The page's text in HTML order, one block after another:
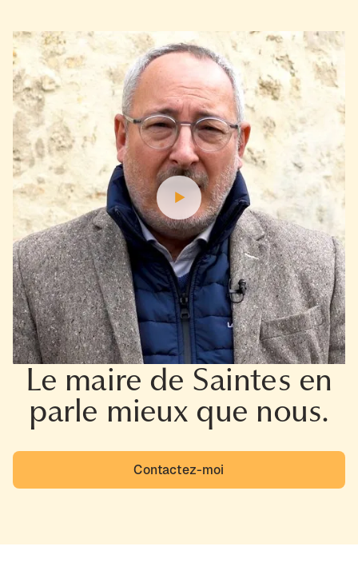
Le maire de Saintes en
parle mieux que nous.
Contactez-moi